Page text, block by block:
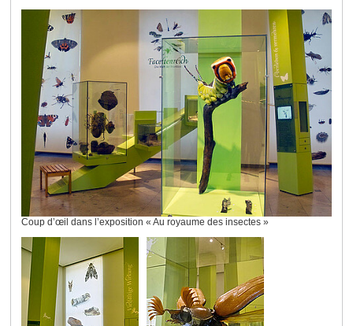
Coup d’œil dans l’exposition « Au royaume des insectes »